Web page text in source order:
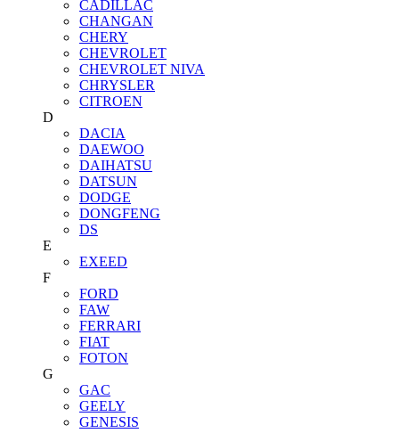
CADILLAC
CHANGAN
CHERY
CHEVROLET
CHEVROLET NIVA
CHRYSLER
CITROEN
D
DACIA
DAEWOO
DAIHATSU
DATSUN
DODGE
DONGFENG
DS
E
EXEED
F
FORD
FAW
FERRARI
FIAT
FOTON
G
GAC
GEELY
GENESIS